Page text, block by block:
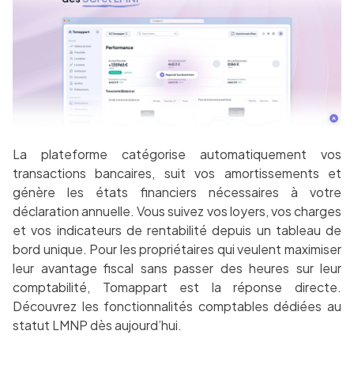
La plateforme catégorise automatiquement vos
transactions bancaires, suit vos amortissements et
génère les états financiers nécessaires à votre
déclaration annuelle. Vous suivez vos loyers, vos charges
et vos indicateurs de rentabilité depuis un tableau de
bord unique. Pour les propriétaires qui veulent maximiser
leur avantage fiscal sans passer des heures sur leur
comptabilité, Tomappart est la réponse directe.
Découvrez les fonctionnalités comptables dédiées au
statut LMNP dès aujourd’hui.